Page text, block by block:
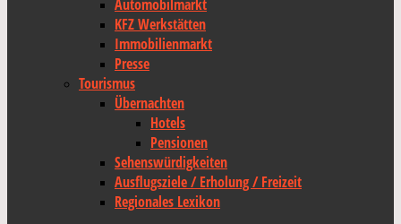
Automobilmarkt
KFZ Werkstätten
Immobilienmarkt
Presse
Tourismus
Übernachten
Hotels
Pensionen
Sehenswürdigkeiten
Ausflugsziele / Erholung / Freizeit
Regionales Lexikon